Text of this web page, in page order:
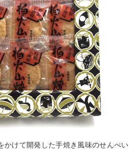
かけて開発した手焼き風味のせんべい